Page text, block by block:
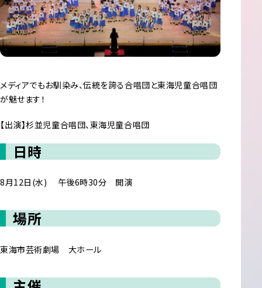
メディアでもお馴染み、伝統を誇る合唱団と東海児童合唱団
が魅せます！
【出演】杉並児童合唱団、東海児童合唱団
日時
8月12日(水) 午後6時30分 開演
場所
東海市芸術劇場 大ホール